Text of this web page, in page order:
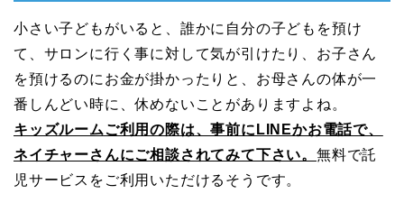
小さい子どもがいると、誰かに自分の子どもを預け
て、サロンに行く事に対して気が引けたり、お子さん
を預けるのにお金が掛かったりと、お母さんの体が一
番しんどい時に、休めないことがありますよね。
キッズルームご利用の際は、事前にLINEかお電話で、
ネイチャーさんにご相談されてみて下さい。 無料で託
児サービスをご利用いただけるそうです。